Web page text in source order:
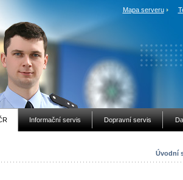
Mapa serveru
Informační servis Dopravní servis
Úvodní